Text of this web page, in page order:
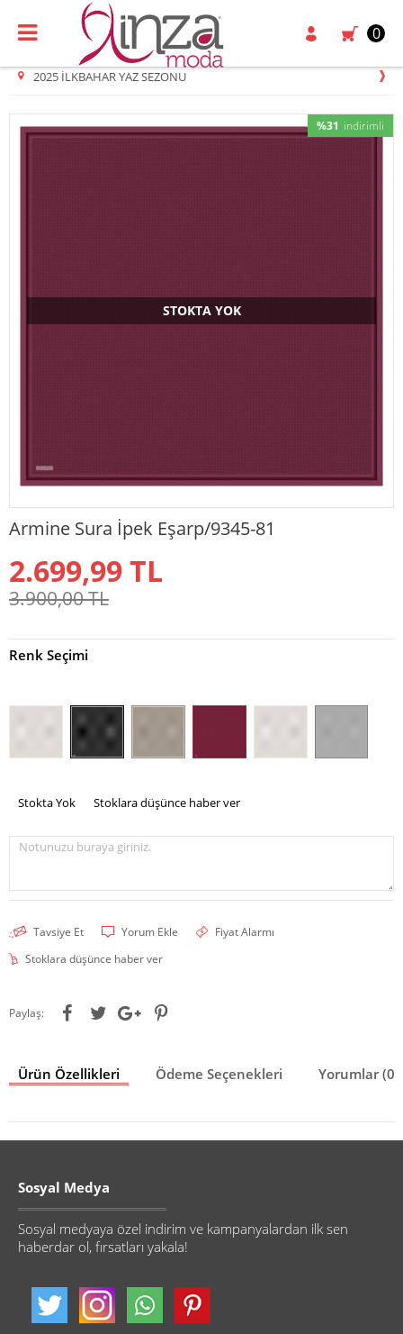
0
2025 İLKBAHAR YAZ SEZONU
%31 indirimli
STOKTA YOK
Armine Sura İpek Eşarp/9345-81
2.699,99TL
3.900,00TL
Renk Seçimi
Stokta Yok Stoklara düşünce haber ver
Notunuzu buraya giriniz.
Tavsiye Et Yorum Ekle
Fiyat Alarmı
Stoklara düşünce haber ver
Paylaş:
Ürün Özellikleri Ödeme Seçenekleri Yorumlar (0)
Sosyal Medya
Sosyal medyaya özel indirim ve kampanyalardan ilk sen
haberdar ol, fırsatları yakala!